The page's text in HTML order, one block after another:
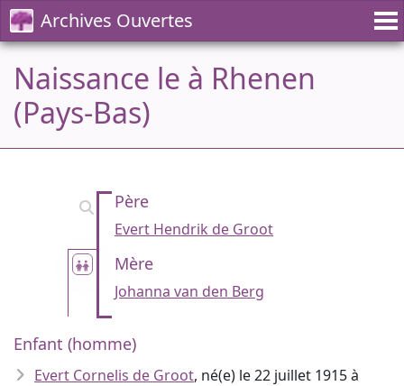
Archives Ouvertes
Naissance le à Rhenen
(Pays-Bas)
Père
Evert Hendrik de Groot
Mère
Johanna van den Berg
Enfant (homme)
Evert Cornelis de Groot, né(e) le 22 juillet 1915 à